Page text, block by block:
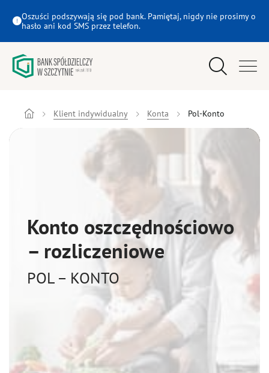
Oszuści podszywają się pod bank. Pamiętaj, nigdy nie prosimy o
hasło ani kod SMS przez telefon.
Wyszukiwarka
Klient indywidualny
Rolnicy
eBank
Kontakt
Klient indywidualny Konta Pol-Konto
Konto oszczędnościowo
– rozliczeniowe
POL – KONTO